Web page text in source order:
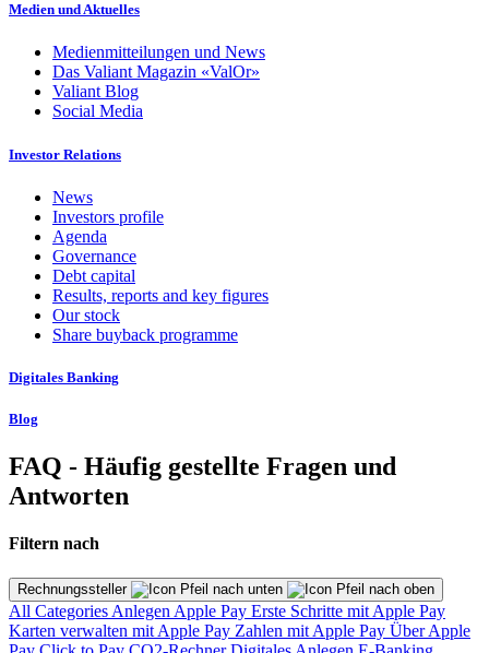
Medien und Aktuelles
Medienmitteilungen und News
Das Valiant Magazin «ValOr»
Valiant Blog
Social Media
Investor Relations
News
Investors profile
Agenda
Governance
Debt capital
Results, reports and key figures
Our stock
Share buyback programme
Digitales Banking
Blog
FAQ - Häufig gestellte Fragen und
Antworten
Filtern nach
Rechnungssteller
All Categories Anlegen Apple Pay Erste Schritte mit Apple Pay
Karten verwalten mit Apple Pay Zahlen mit Apple Pay Über Apple